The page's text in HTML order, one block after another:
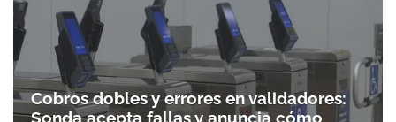
Cobros dobles y errores en validadores:
Sonda acepta fallas y anuncia cómo